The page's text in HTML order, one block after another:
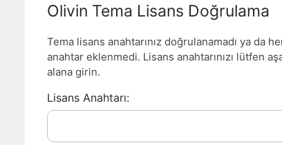
Olivin Tema Lisans Doğrulama
Tema lisans anahtarınız doğrulanamadı ya da
anahtar eklenmedi. Lisans anahtarınızı lütfen
alana girin.
Lisans Anahtarı: